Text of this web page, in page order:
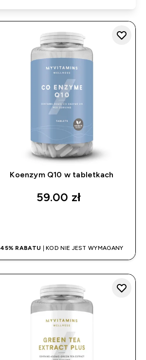
Koenzym Q10 w tabletkach
59.00 zł‎
45% RABATU | KOD NIE JEST WYMAGANY